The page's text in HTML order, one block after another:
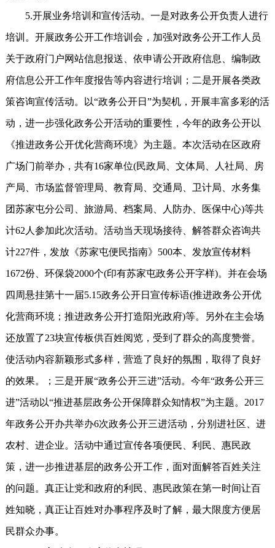
5.开展业务培训和宣传活动。一是对政务公开负责人进行
培训。开展政务公开工作培训会，加强对政务公开工作人员
关于政府门户网站信息报送、依申请公开政府信息、编制政
府信息公开工作年度报告等内容进行培训；二是开展各类政
策咨询宣传活动。以“政务公开日”为契机，开展丰富多彩的活
动，进一步强化政务公开活动的重要性，今年的政务公开以
《推进政务公开优化营商环境》为主题。本次活动在区政府
广场门前举办，共有16家单位(民政局、文体局、人社局、房
产局、市场监督管理局、教育局、交通局、卫计局、水务集
团苏家屯分公司、旅游局、档案局、人防办、医保中心)等共
计62人参加此次活动。活动当天现场接待、解答群众咨询共
计227件，发放《苏家屯便民指南》500本、发放宣传材料
1672份、环保袋2000个(印有苏家屯政务公开字样)。并在会场
四周悬挂第十一届5.15政务公开日宣传标语(推进政务公开优
化营商环境；推进政务公开打造阳光政府)等。另外在主会场
还放置了23块宣传板供百姓阅览，受到了群众的高度赞誉。
使活动内容新颖形式多样，营造了良好的氛围，取得了良好
的效果。；三是开展“政务公开三进”活动。今年“政务公开三
进”活动以“推进基层政务公开保障群众知情权”为主题。2017
年政务公开办共举办6次政务公开三进活动，分别进社区、进
农村、进企业。活动中通过宣传各项便民、利民、惠民政
策，进一步推进基层的政务公开工作，面对面解答百姓关注
的问题。真正让党和政府的利民、惠民政策在第一时间让百
姓知晓，真正让百姓对办事程序及时了解，最大限度方便居
民群众办事。